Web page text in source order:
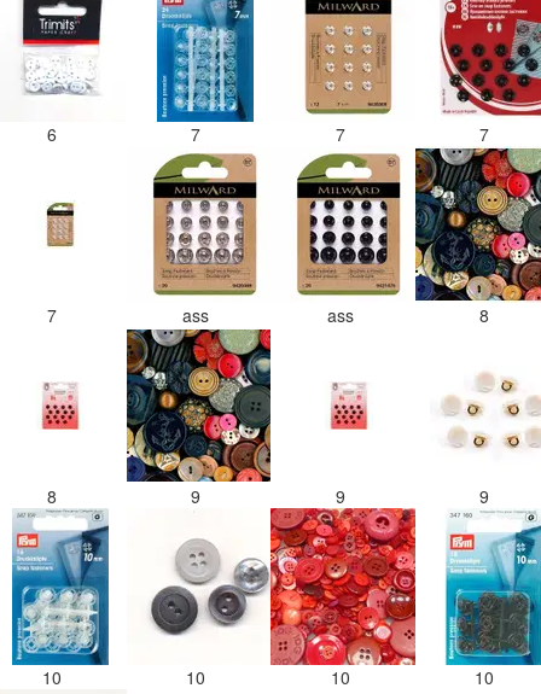
6 7 7 7
7 ass ass 8
8 9 9 9
10 10 10 10